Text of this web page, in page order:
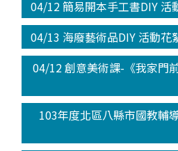
04/12 簡易開本手工書DIY 活
04/13 海廢藝術品DIY 活動花
04/12 創意美術課-《我家門
103年度北區八縣市國教輔